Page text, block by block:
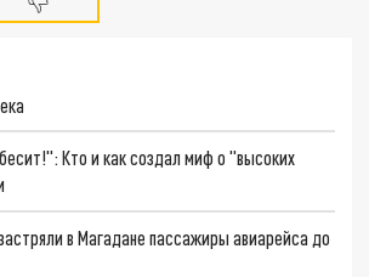
Кто и как создал миф о "высоких
в Магадане пассажиры авиарейса до